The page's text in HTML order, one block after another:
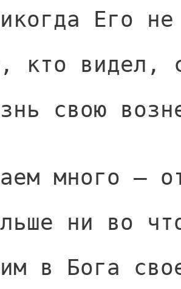
Его
кто видел,
свою
много —
ни во
в Бога